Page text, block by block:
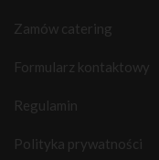
Zamów catering
Formularz kontaktowy
Regulamin
Polityka prywatności